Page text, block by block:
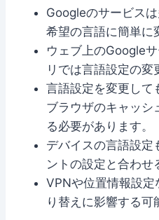
Googleのサービスは
希望の言語に簡単に
ウェブ上のGoogle
リでは言語設定の変
言語設定を変更して
ブラウザのキャッシ
る必要があります。
デバイスの言語設定
ントの設定と合わせ
VPNや位置情報設定
り替えに影響する可